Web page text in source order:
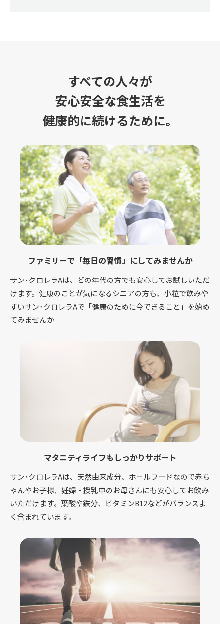
すべての人々が
安心安全な食生活を
健康的に続けるために。
ファミリーで「毎日の習慣」にしてみませんか
サン･クロレラAは、どの年代の方でも安心してお試しいただ
けます。健康のことが気になるシニアの方も、小粒で飲みや
すいサン･クロレラAで「健康のために今できること」を始め
てみませんか
マタニティライフもしっかりサポート
サン･クロレラAは、天然由来成分、ホールフードなので赤ち
ゃんやお子様、妊婦・授乳中のお母さんにも安心してお飲み
いただけます。葉酸や鉄分、ビタミンB12などがバランスよ
く含まれています。